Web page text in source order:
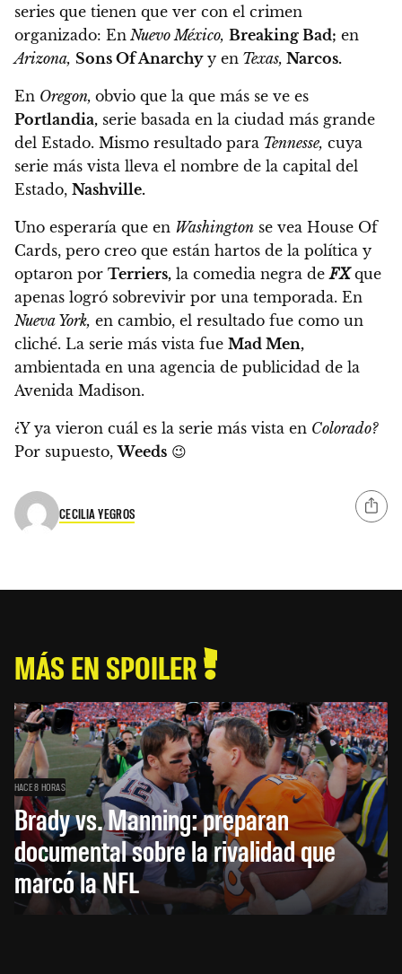
series que tienen que ver con el crimen
organizado: En Nuevo México, Breaking Bad; en
Arizona, Sons Of Anarchyy en Texas, Narcos.
En Oregon, obvio que la que más se ve es
Portlandia, serie basada en la ciudad más grande
del Estado. Mismo resultado para Tennesse, cuya
serie más vista lleva el nombre de la capital del
Estado, Nashville.
Uno esperaría que en Washington se vea House Of
Cards, pero creo que están hartos de la política y
optaron por Terriers, la comedia negra deFX que
apenas logró sobrevivir por una temporada. En
Nueva York, en cambio, el resultado fue como un
cliché. La serie más vista fue Mad Men,
ambientada en una agencia de publicidad de la
Avenida Madison.
¿Y ya vieron cuál es la serie más vista en Colorado?
Por supuesto,Weeds 😉
CECILIA YEGROS
MÁS EN SPOILER
HACE 8 HORAS
Brady vs. Manning: preparan
documental sobre la rivalidad que
marcó la NFL